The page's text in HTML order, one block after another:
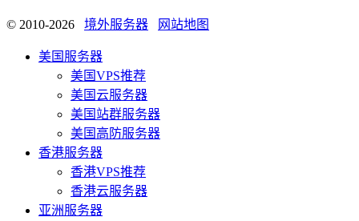
© 2010-2026 境外服务器 网站地图
美国服务器
美国VPS推荐
美国云服务器
美国站群服务器
美国高防服务器
香港服务器
香港VPS推荐
香港云服务器
亚洲服务器